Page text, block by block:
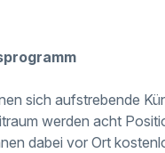
sich aufstrebende
werden acht
dabei vor Ort